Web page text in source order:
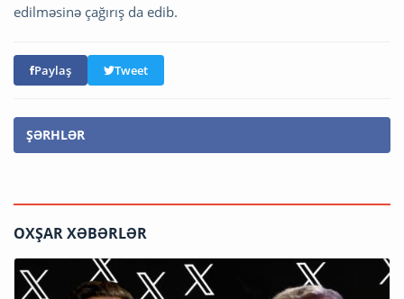
edilməsinə çağırış da edib.
Paylaş Tweet
ŞƏRHLƏR
OXŞAR XƏBƏRLƏR